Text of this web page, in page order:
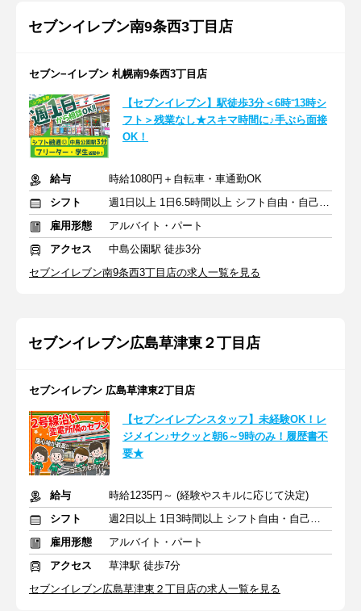
セブンイレブン南9条西3丁目店
セブン−イレブン 札幌南9条西3丁目店
【セブンイレブン】駅徒歩3分＜6時⁻13時シ
フト＞残業なし★スキマ時間に♪手ぶら面接
OK！
給与
時給1080円＋自転車・車通勤OK
シフト
週1日以上 1日6.5時間以上 シフト自由・自己申告
雇用形態
アルバイト・パート
アクセス
中島公園駅 徒歩3分
セブンイレブン南9条西3丁目店の求人一覧を見る
セブンイレブン広島草津東２丁目店
セブンイレブン 広島草津東2丁目店
【セブンイレブンスタッフ】未経験OK！レ
ジメイン♪サクッと朝6～9時のみ！履歴書不
要★
給与
時給1235円～ (経験やスキルに応じて決定)
シフト
週2日以上 1日3時間以上 シフト自由・自己申告
雇用形態
アルバイト・パート
アクセス
草津駅 徒歩7分
セブンイレブン広島草津東２丁目店の求人一覧を見る